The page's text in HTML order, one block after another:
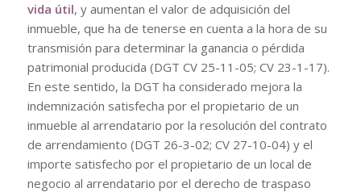
vida útil, y aumentan el valor de adquisición del
inmueble, que ha de tenerse en cuenta a la hora de su
transmisión para determinar la ganancia o pérdida
patrimonial producida (DGT CV 25-11-05; CV 23-1-17).
En este sentido, la DGT ha considerado mejora la
indemnización satisfecha por el propietario de un
inmueble al arrendatario por la resolución del contrato
de arrendamiento (DGT 26-3-02; CV 27-10-04) y el
importe satisfecho por el propietario de un local de
negocio al arrendatario por el derecho de traspaso